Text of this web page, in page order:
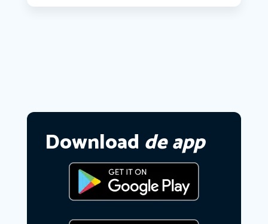
Download de app